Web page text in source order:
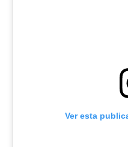
Ver esta